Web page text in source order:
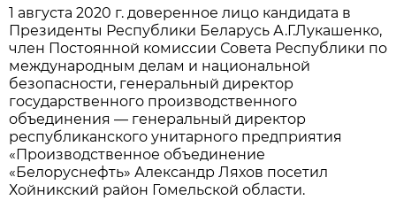
1 августа 2020 г. доверенное лицо кандидата в
Президенты Республики Беларусь А.Г.Лукашенко,
член Постоянной комиссии Совета Республики по
международным делам и национальной
безопасности, генеральный директор
государственного производственного
объединения — генеральный директор
республиканского унитарного предприятия
«Производственное объединение
«Белоруснефть» Александр Ляхов посетил
Хойникский район Гомельской области.